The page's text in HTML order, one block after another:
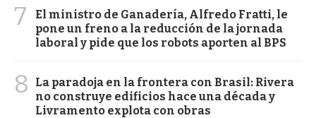
7
El ministro de Ganadería, Alfredo Fratti, le
pone un freno a la reducción de la jornada
laboral y pide que los robots aporten al BPS
8
La paradoja en la frontera con Brasil: Rivera
no construye edificios hace una década y
Livramento explota con obras